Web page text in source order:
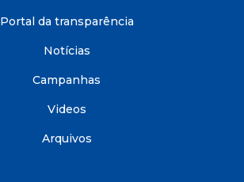
Portal da transparência
Notícias
Campanhas
Videos
Arquivos